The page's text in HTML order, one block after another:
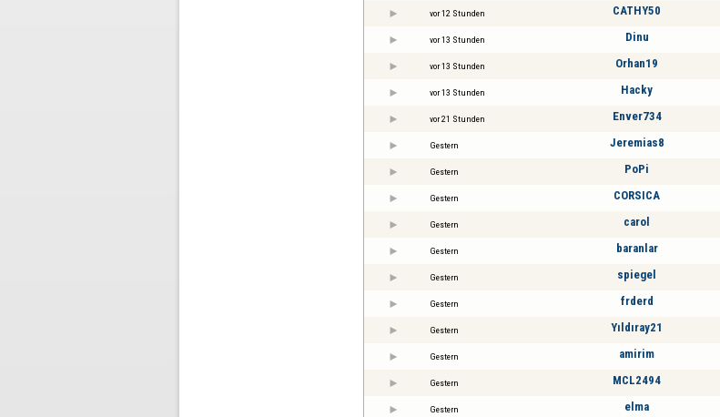
vor 12 Stunden CATHY50
vor 13 Stunden Dinu
vor 13 Stunden Orhan19
vor 13 Stunden Hacky
vor 21 Stunden Enver734
Gestern Jeremias8
Gestern PoPi
Gestern CORSICA
Gestern carol
Gestern baranlar
Gestern spiegel
Gestern frderd
Gestern Yıldıray21
Gestern amirim
Gestern MCL2494
Gestern elma